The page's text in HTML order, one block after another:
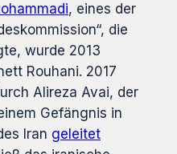
, eines der
die
wurde 2013
Rouhani. 2017
Alireza Avai, der
Gefängnis in
Iran geleitet